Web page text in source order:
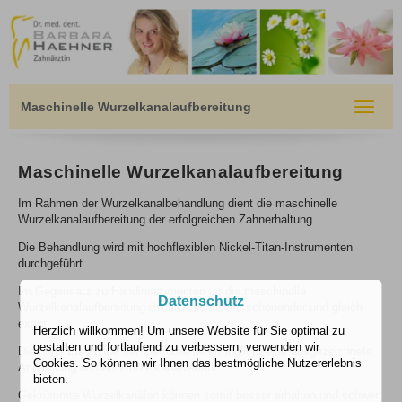
Maschinelle Wurzelkanalaufbereitung
Toggle
Maschinelle Wurzelkanalaufbereitung
Im Rahmen der Wurzelkanalbehandlung dient die maschinelle
Wurzelkanalaufbereitung der erfolgreichen Zahnerhaltung.
Die Behandlung wird mit hochflexiblen Nickel-Titan-Instrumenten
durchgeführt.
Wurzelkanalaufbereitung deutlich schneller, schonender und gleich
exakt.
Die hohe Elastizität der Instrumente ermöglicht eine ausgezeichnete
Anpassung an den Wurzelkanalverlauf.
Gekrümmte Wurzelkanälen können somit besser erhalten und schwer
Datenschutz
Herzlich willkommen! Um unsere Website für Sie optimal zu
gestalten und fortlaufend zu verbessern, verwenden wir
Cookies. So können wir Ihnen das bestmögliche Nutzererlebnis
bieten.